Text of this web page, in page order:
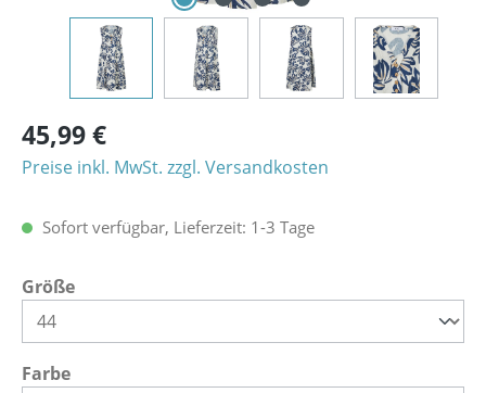
45,99 €
Preise inkl. MwSt. zzgl. Versandkosten
Sofort verfügbar, Lieferzeit: 1-3 Tage
Größeauswählen
Farbeauswählen